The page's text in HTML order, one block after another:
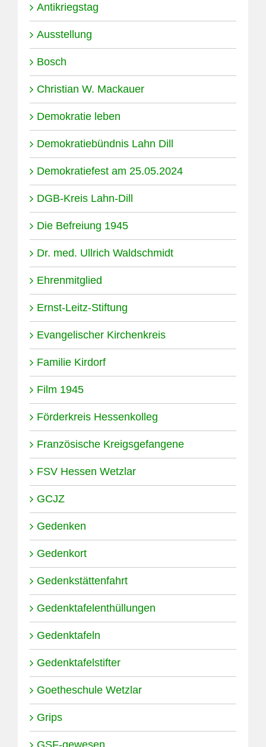
Antikriegstag
Ausstellung
Bosch
Christian W. Mackauer
Demokratie leben
Demokratiebündnis Lahn Dill
Demokratiefest am 25.05.2024
DGB-Kreis Lahn-Dill
Die Befreiung 1945
Dr. med. Ullrich Waldschmidt
Ehrenmitglied
Ernst-Leitz-Stiftung
Evangelischer Kirchenkreis
Familie Kirdorf
Film 1945
Förderkreis Hessenkolleg
Französische Kreigsgefangene
FSV Hessen Wetzlar
GCJZ
Gedenken
Gedenkort
Gedenkstättenfahrt
Gedenktafelenthüllungen
Gedenktafeln
Gedenktafelstifter
Goetheschule Wetzlar
Grips
GSF-gewesen